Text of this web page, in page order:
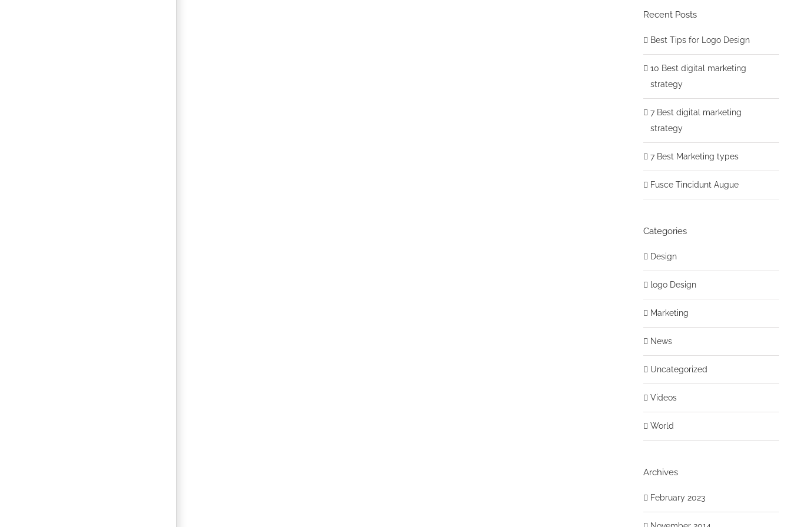
Recent Posts
Best Tips for Logo Design
10 Best digital marketing
strategy
7 Best digital marketing
strategy
7 Best Marketing types
Fusce Tincidunt Augue
Categories
Design
logo Design
Marketing
News
Uncategorized
Videos
World
Archives
February 2023